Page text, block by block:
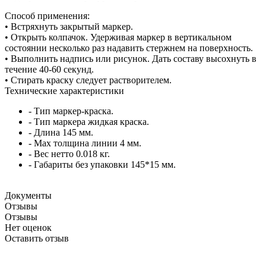
Способ применения:
• Встряхнуть закрытый маркер.
• Открыть колпачок. Удерживая маркер в вертикальном
состоянии несколько раз надавить стержнем на поверхность.
• Выполнить надпись или рисунок. Дать составу высохнуть в
течение 40-60 секунд.
• Стирать краску следует растворителем.
Технические характеристики
- Тип маркер-краска.
- Тип маркера жидкая краска.
- Длина 145 мм.
- Мах толщина линии 4 мм.
- Вес нетто 0.018 кг.
- Габариты без упаковки 145*15 мм.
Документы
Отзывы
Отзывы
Нет оценок
Оставить отзыв